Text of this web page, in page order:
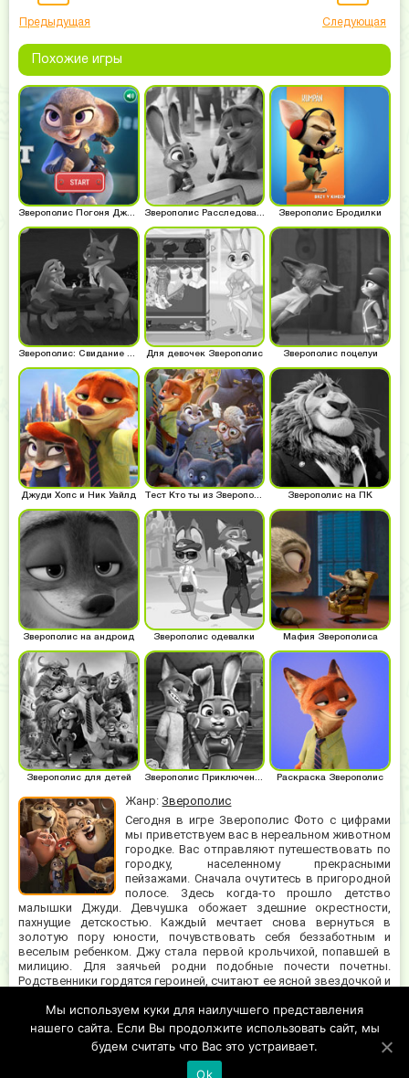
Предыдущая Следующая
Жанр: Зверополис
Сегодня в игре Зверополис Фото с цифрами
мы приветствуем вас в нереальном животном
городке. Вас отправляют путешествовать по
городку, населенному прекрасными
пейзажами. Сначала очутитесь в пригородной
полосе. Здесь когда-то прошло детство
малышки Джуди. Девчушка обожает здешние окрестности,
пахнущие детскостью. Каждый мечтает снова вернуться в
золотую пору юности, почувствовать себя беззаботным и
веселым ребенком. Джу стала первой крольчихой, попавшей в
милицию. Для заячьей родни подобные почести почетны.
Родственники гордятся героиней, считают ее ясной звездочкой и
зрение, чтобы сконцентрироваться. Ищите по карте номера с
циферками, они разбросаны по всему игрушечному
пространству. Порядок хаотичен и запутан.
Похожие игры
Зверополис Бродилки
Зверополис: Свидание Ника и Джуди Для девочек Зверополис Зверополис поцелуи
Джуди Хопс и Ник Уайлд Тест Кто ты из Зверополиса Зверополис на ПК
Зверополис на андроид Зверополис одевалки Мафия Зверополиса
Зверополис для детей Зверополис Приключения Раскраска Зверополис
Мы используем куки для наилучшего представления
нашего сайта. Если Вы продолжите использовать сайт, мы
будем считать что Вас это устраивает.
Ok